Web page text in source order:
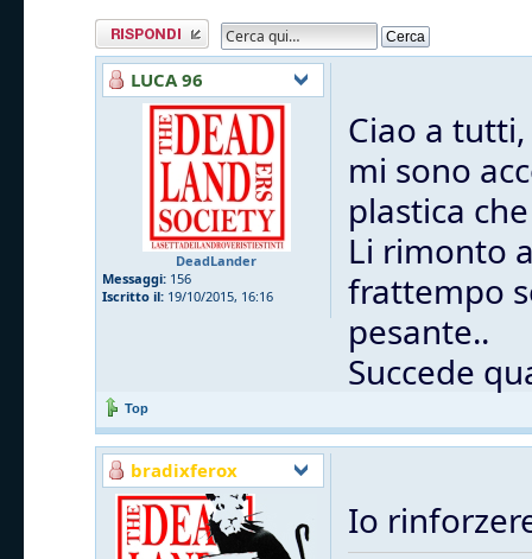
Rispondi al
messaggio
LUCA 96
DeadLander
Messaggi: 156
Iscritto il: 19/10/2015, 16:16
Ciao a tutti,
mi sono
plastica
Li rimonto
frattempo
pesante..
Succede
Top
bradixferox
Io